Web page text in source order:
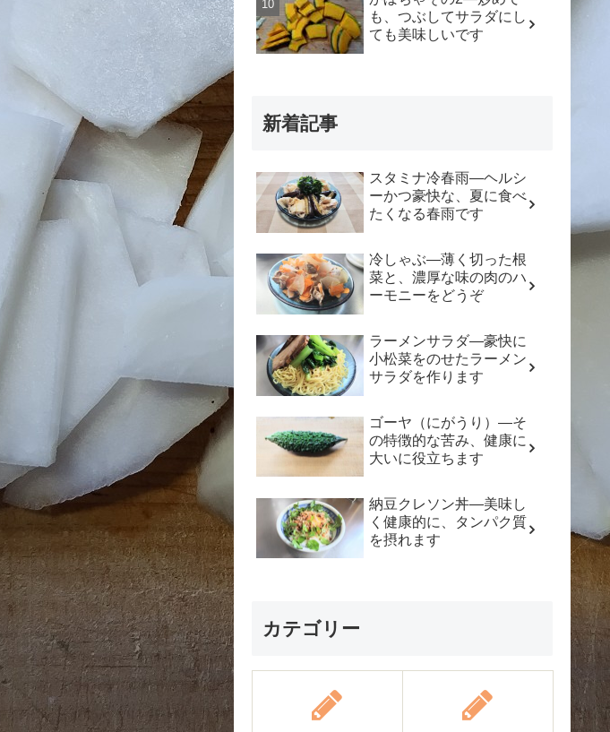
も、つぶしてサラダにし
ても美味しいです
新着記事
スタミナ冷春雨―ヘルシ
ーかつ豪快な、夏に食べ
たくなる春雨です
冷しゃぶ―薄く切った根
菜と、濃厚な味の肉のハ
ーモニーをどうぞ
ラーメンサラダ―豪快に
小松菜をのせたラーメン
サラダを作ります
ゴーヤ（にがうり）―そ
の特徴的な苦み、健康に
大いに役立ちます
納豆クレソン丼―美味し
く健康的に、タンパク質
を摂れます
カテゴリー